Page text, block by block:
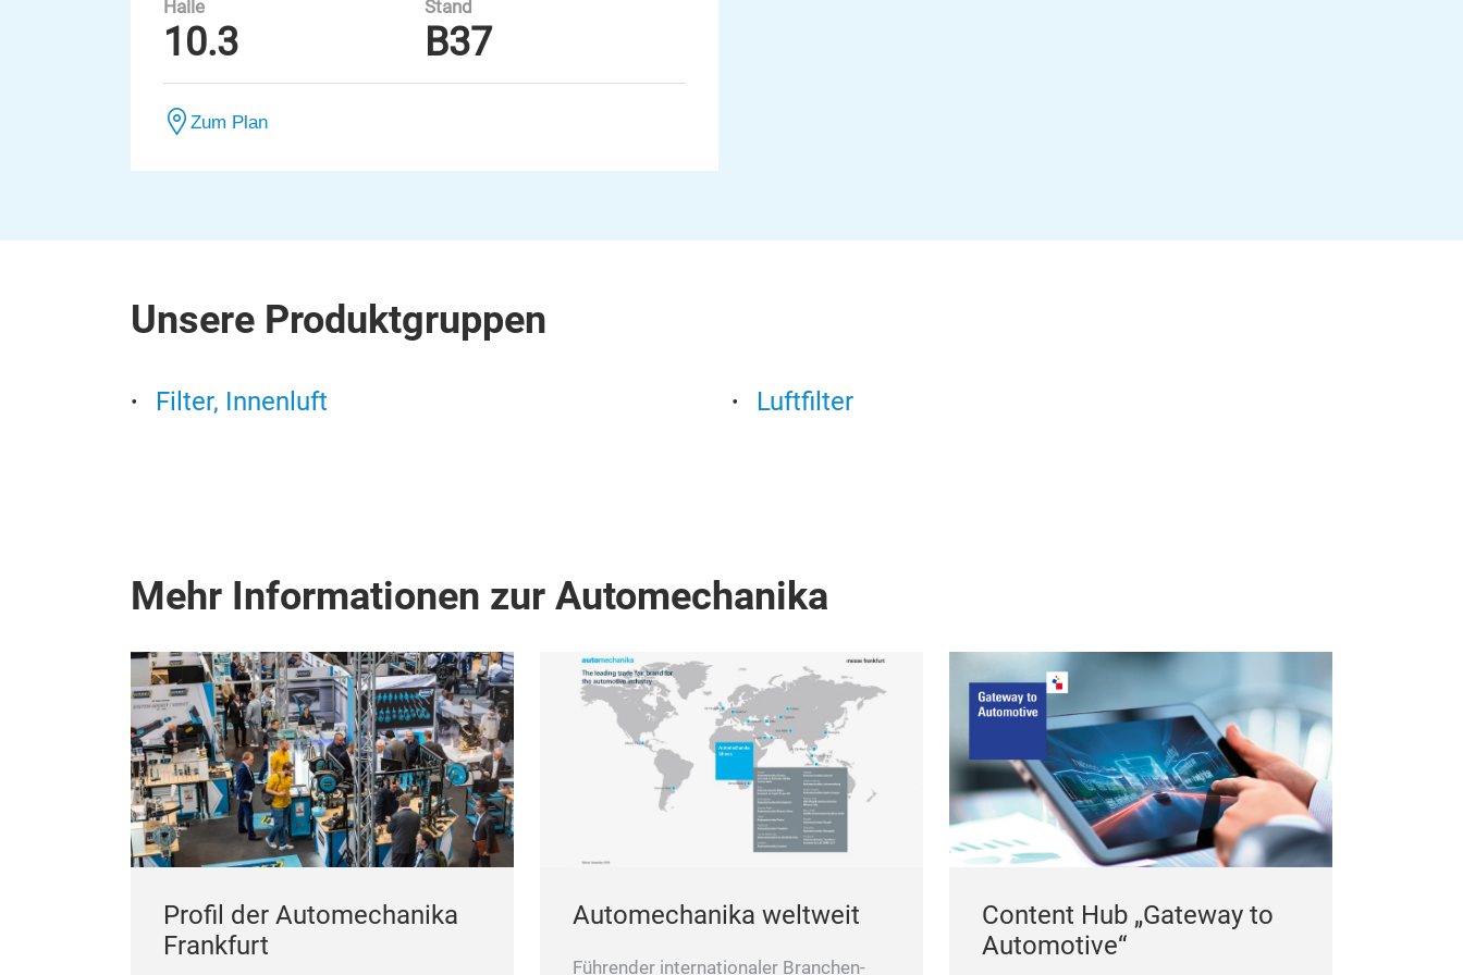
Halle
10.3
Stand
B37
Zum Plan
Unsere Produktgruppen
Filter, Innenluft Luftfilter
Mehr Informationen zur Automechanika
Profil der Automechanika
Frankfurt
Automechanika weltweit
Führender internationaler Branchen-
Content Hub „Gateway to
Automotive“